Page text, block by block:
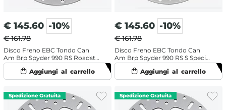
€ 145.60 -10%
€ 161.78
Disco Freno EBC Tondo Can
Am Brp Spyder 990 RS Roadster
(2010-2016) Anteriore
€ 145.60 -10%
€ 161.78
Disco Freno EBC Tondo Can
Am Brp Spyder 990 RS S Special
Edition (2010-2012) Posteriore